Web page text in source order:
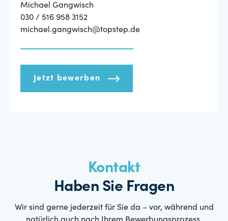
Michael Gangwisch
030 / 516 958 3152
michael.gangwisch@topstep.de
Jetzt bewerben
Kontakt
Haben Sie Fragen
Wir sind gerne jederzeit für Sie da – vor, während und